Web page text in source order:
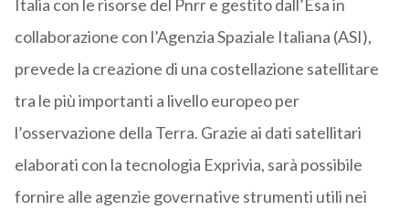
Italia con le risorse del Pnrr e gestito dall’Esa in
collaborazione con l’Agenzia Spaziale Italiana (ASI),
prevede la creazione di una costellazione satellitare
tra le più importanti a livello europeo per
l’osservazione della Terra. Grazie ai dati satellitari
elaborati con la tecnologia Exprivia, sarà possibile
fornire alle agenzie governative strumenti utili nei